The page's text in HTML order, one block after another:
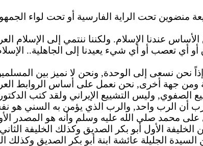
منضوين تحت الراية الفارسية أو تحت لواء
الأساس عندنا الإسلام. ولكننا ننتمي إلى الإسلام
أو أي تعصب أو أي شيء يعيدنا إلى الجاهلية..
نحن نسعى إلى الوحدة, ونحن لا نميز بين
جهة أخرى, نحن نعمل على أساس الروابط
الصفوي, وليس التشييع الإيراني ولقد كتب
أن الرب واحد, والرب الذي يؤمن به السني هو
على محمد صلى الله عليه وسلم وأنه هو المصدر
الأول أبو بكر الصديق وكذلك الخليفة
الجليلة عائشة ابنة أبو بكر الصديق وكذلك